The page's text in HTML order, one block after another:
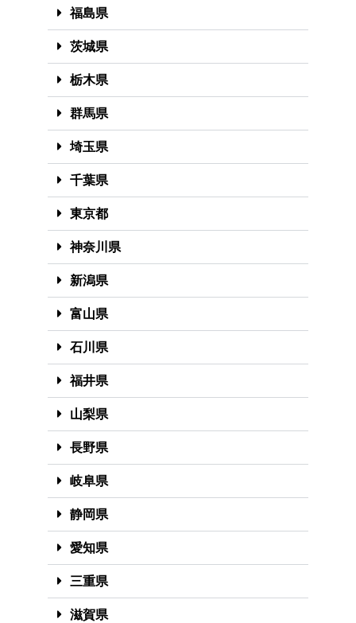
福島県
茨城県
栃木県
群馬県
埼玉県
千葉県
東京都
神奈川県
新潟県
富山県
石川県
福井県
山梨県
長野県
岐阜県
静岡県
愛知県
三重県
滋賀県